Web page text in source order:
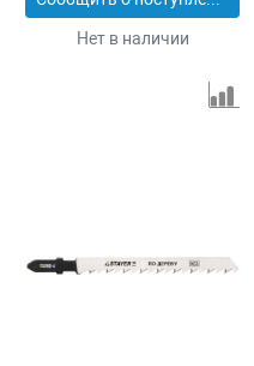
Нет в наличии